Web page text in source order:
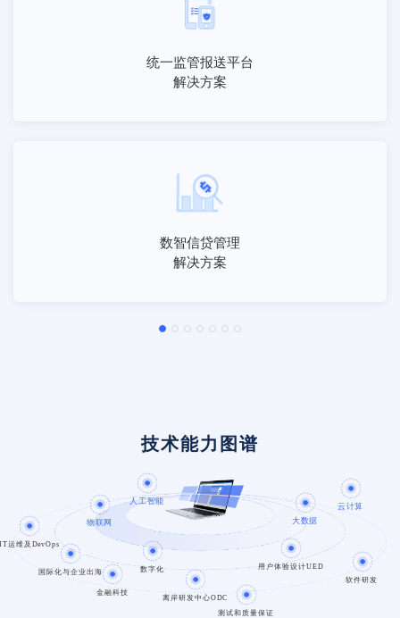
统一监管报送平台
解决方案
数智信贷管理
解决方案
技术能力图谱
物联网
人工智能
大数据
云计算
运维及DevOps
国际化与企业出海
金融科技
数字化
离岸研发中心ODC
测试和质量保证
用户体验设计UED
软件研发